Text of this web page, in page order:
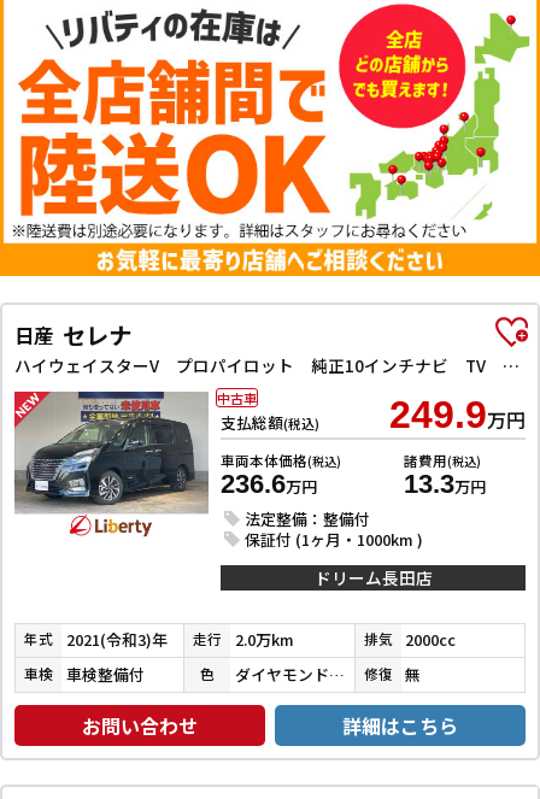
日産 セレナ
ハイウェイスターV プロパイロット 純正10インチナビ TV Bluetooth対応 アラウンドビューモニター 両側自動ドア 電子パーキング クルーズコントロール LEDヘッドライト 革巻きステアリング スマートキー
支払総額(税込) 249.9万円
車両本体価格(税込)
236.6万円
諸費用(税込)
13.3万円
法定整備：整備付
保証付 (1ヶ月・1000km )
中古車
ドリーム長田店
年式 2021(令和3)年 走行 2.0万km 排気 2000cc
車検 車検整備付 色 ダイヤモンドブラックパール 修復 無
お問い合わせ 詳細はこちら